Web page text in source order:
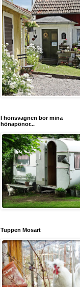
I hönsvagnen bor mina
hönapönor...
Tuppen Mosart